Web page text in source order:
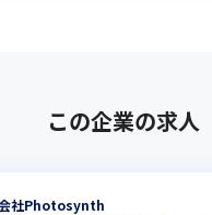
この企業の求人
社Photosynth